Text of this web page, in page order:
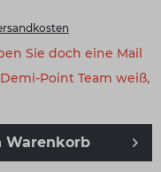
Sie doch eine Mail
Point Team weiß,
Warenkorb